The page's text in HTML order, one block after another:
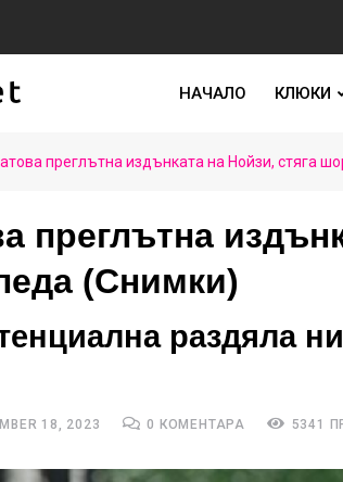
НАЧАЛО КЛЮКИ
преглътна издънката на Нойзи, стяга
преглътна
(Снимки)
раздяла
18, 2023 0 КОМЕНТАРА 5341